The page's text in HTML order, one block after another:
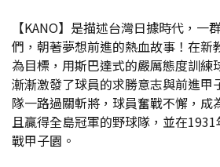
【KANO】是描述台灣日據時代，一
們，朝著夢想前進的熱血故事！在新
為目標，用斯巴達式的嚴厲態度訓練
漸漸激發了球員的求勝意志與前進甲
隊一路過關斬將，球員奮戰不懈，成
且贏得全島冠軍的野球隊，並在
戰甲子園。